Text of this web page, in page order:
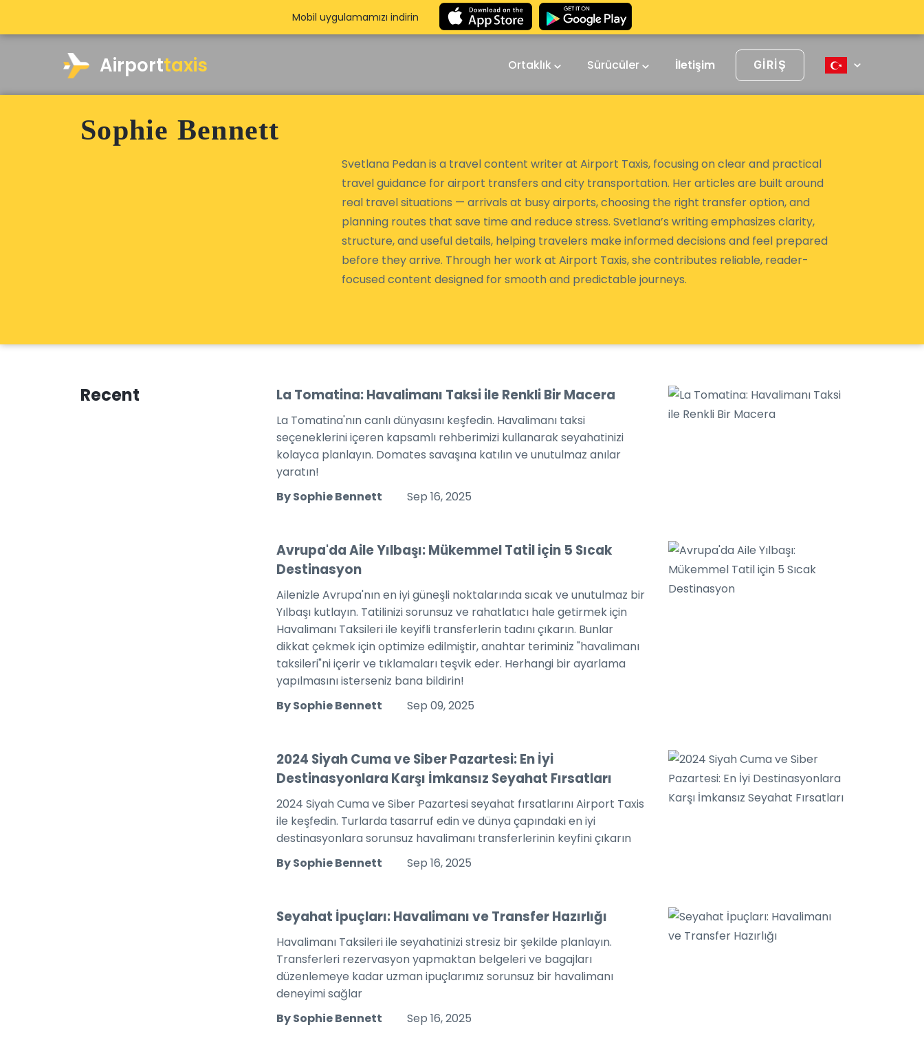
Airporttaxis Ortaklık Sürücüler İletişim GIRIŞ
Mobil uygulamamızı indirin
Sophie Bennett
Svetlana Pedan is a travel content writer at Airport Taxis, focusing on clear and practical
travel guidance for airport transfers and city transportation. Her articles are built around
real travel situations — arrivals at busy airports, choosing the right transfer option, and
planning routes that save time and reduce stress. Svetlana’s writing emphasizes clarity,
structure, and useful details, helping travelers make informed decisions and feel prepared
before they arrive. Through her work at Airport Taxis, she contributes reliable, reader-
focused content designed for smooth and predictable journeys.
Recent La Tomatina: Havalimanı Taksi ile Renkli Bir Macera
La Tomatina'nın canlı dünyasını keşfedin. Havalimanı taksi
seçeneklerini içeren kapsamlı rehberimizi kullanarak seyahatinizi
kolayca planlayın. Domates savaşına katılın ve unutulmaz anılar
yaratın!
By Sophie Bennett
Sep 16, 2025
Avrupa'da Aile Yılbaşı: Mükemmel Tatil için 5 Sıcak
Destinasyon
Ailenizle Avrupa'nın en iyi güneşli noktalarında sıcak ve unutulmaz bir
Yılbaşı kutlayın. Tatilinizi sorunsuz ve rahatlatıcı hale getirmek için
Havalimanı Taksileri ile keyifli transferlerin tadını çıkarın. Bunlar
dikkat çekmek için optimize edilmiştir, anahtar teriminiz "havalimanı
taksileri"ni içerir ve tıklamaları teşvik eder. Herhangi bir ayarlama
yapılmasını isterseniz bana bildirin!
By Sophie Bennett
Sep 09, 2025
2024 Siyah Cuma ve Siber Pazartesi: En İyi
Destinasyonlara Karşı İmkansız Seyahat Fırsatları
2024 Siyah Cuma ve Siber Pazartesi seyahat fırsatlarını Airport Taxis
ile keşfedin. Turlarda tasarruf edin ve dünya çapındaki en iyi
destinasyonlara sorunsuz havalimanı transferlerinin keyfini çıkarın
By Sophie Bennett
Sep 16, 2025
Seyahat İpuçları: Havalimanı ve Transfer Hazırlığı
Havalimanı Taksileri ile seyahatinizi stresiz bir şekilde planlayın.
Transferleri rezervasyon yapmaktan belgeleri ve bagajları
düzenlemeye kadar uzman ipuçlarımız sorunsuz bir havalimanı
deneyimi sağlar
By Sophie Bennett
Sep 16, 2025